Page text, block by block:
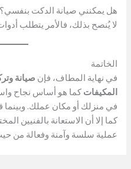
هل يمكنني صيانة الدكت بنفسي؟
لا يُنصح بذلك، فالأمر يتطلب
الخاتمة
في نهاية المطاف، فإنصيانة
المكيفات كما هو أساس نجاح
في منزلك أو مكان عملك. وبينما
كما إلا أن الاستعانة بالفنيين
عملية سلسة وآمنة وفعالة من